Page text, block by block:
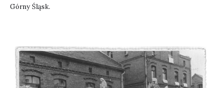
Górny Śląsk.